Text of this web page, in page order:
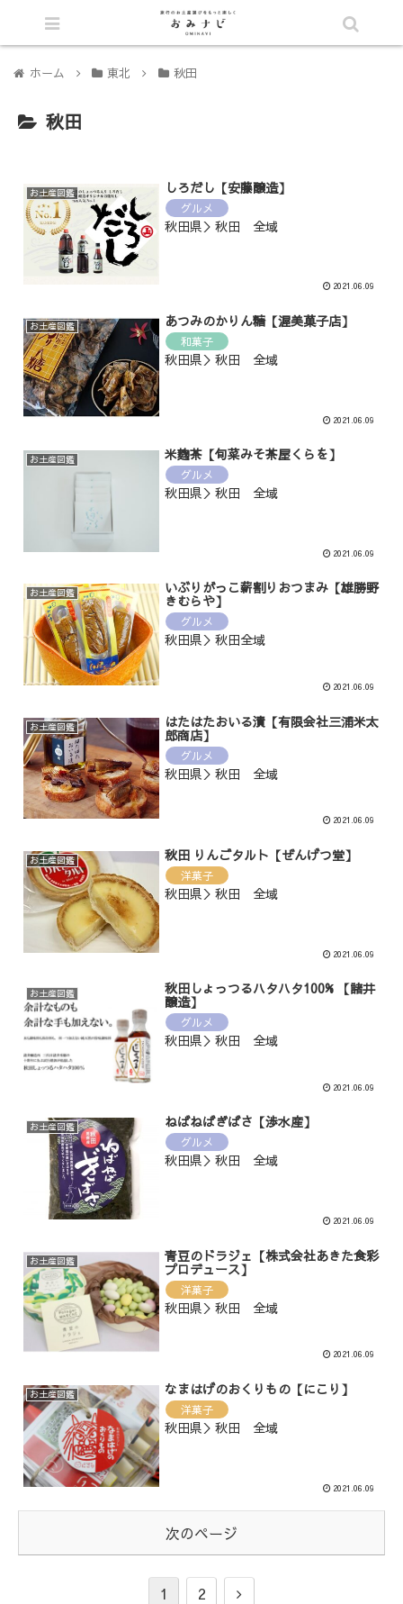
ホーム 東北 秋田
秋田
お土産図鑑 しろだし【安藤醸造】
グルメ
秋田県＞秋田 全域
2021.06.09
お土産図鑑 あつみのかりん糖【渥美菓子店】
和菓子
秋田県＞秋田 全域
2021.06.09
お土産図鑑 米麴茶【旬菜みそ茶屋くらを】
グルメ
秋田県＞秋田 全域
2021.06.09
お土産図鑑 いぶりがっこ薪割りおつまみ【雄勝野
きむらや】
グルメ
秋田県＞秋田全域
2021.06.09
お土産図鑑 はたはたおいる漬【有限会社三浦米太
郎商店】
グルメ
秋田県＞秋田 全域
2021.06.09
お土産図鑑 秋田 りんごタルト【ぜんげつ堂】
洋菓子
秋田県＞秋田 全域
2021.06.09
お土産図鑑 秋田しょっつるハタハタ100% 【諸井
醸造】
グルメ
秋田県＞秋田 全域
2021.06.09
お土産図鑑 ねばねばぎばさ【渉水産】
グルメ
秋田県＞秋田 全域
2021.06.09
お土産図鑑 青豆のドラジェ【株式会社あきた食彩
プロデュース】
洋菓子
秋田県＞秋田 全域
2021.06.09
お土産図鑑 なまはげのおくりもの【にこり】
洋菓子
秋田県＞秋田 全域
2021.06.09
次のページ
1 2
シェア